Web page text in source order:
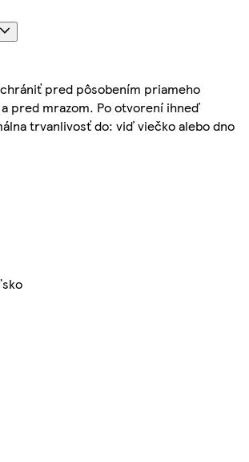
pred pôsobením priameho
pred mrazom. Po otvorení ihneď
trvanlivosť do: viď viečko alebo dno